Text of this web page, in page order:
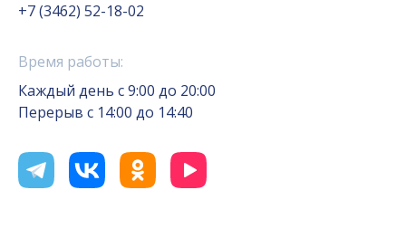
+7 (3462) 52-18-02
Время работы:
Каждый день с 9:00 до 20:00
Перерыв с 14:00 до 14:40